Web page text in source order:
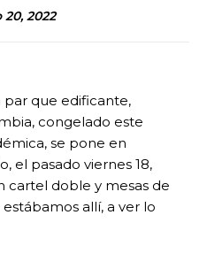
20, 2022
par que edificante,
congelado este
se pone en
el pasado viernes 18,
cartel doble y mesas de
estábamos allí, a ver lo